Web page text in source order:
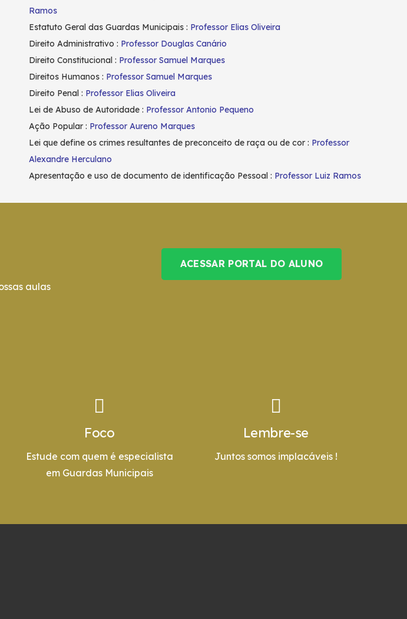
Ramos
Estatuto Geral das Guardas Municipais : Professor Elias Oliveira
Direito Administrativo : Professor Douglas Canário
Direito Constitucional : Professor Samuel Marques
Direitos Humanos : Professor Samuel Marques
Direito Penal : Professor Elias Oliveira
Lei de Abuso de Autoridade : Professor Antonio Pequeno
Ação Popular : Professor Aureno Marques
Lei que define os crimes resultantes de preconceito de raça ou de cor : Professor
Alexandre Herculano
Apresentação e uso de documento de identificação Pessoal : Professor Luiz Ramos
aulas
ACESSAR PORTAL DO ALUNO
Foco
Estude com quem é especialista
em Guardas Municipais
Lembre-se
Juntos somos implacáveis !